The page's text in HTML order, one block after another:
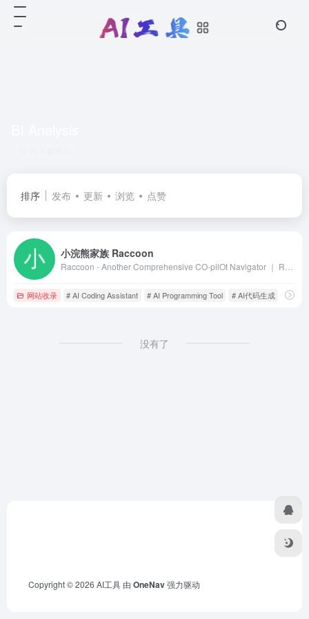
排序 发布 更新 浏览 点赞
小浣熊家族 Raccoon
网站收录 # AI Coding Assistant # AI Programming Tool # AI代码生成
没有了
Copyright © 2026 AI工具 由 OneNav强力驱动